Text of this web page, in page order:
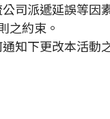
司派遞延誤等
之約束。
知下更改本活動